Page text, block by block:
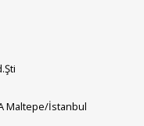
Maltepe/İstanbul